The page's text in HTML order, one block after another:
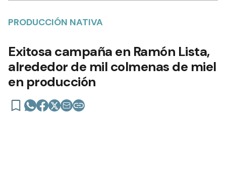
PRODUCCIÓN NATIVA
Exitosa campaña en Ramón Lista,
alrededor de mil colmenas de miel
en producción